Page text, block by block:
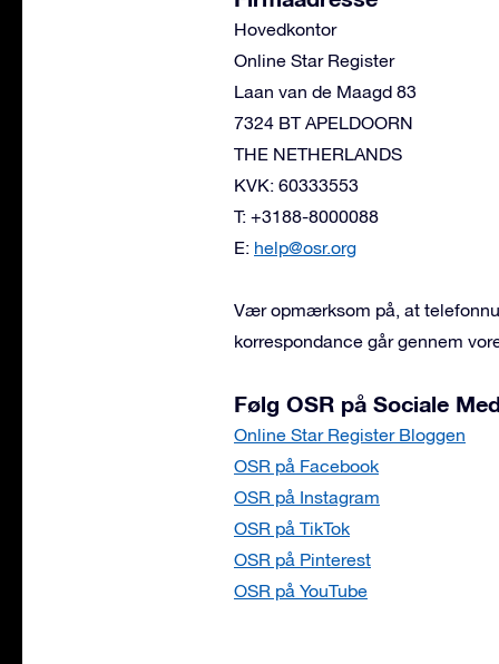
Hovedkontor
Online Star Register
Laan van de Maagd 83
7324 BT APELDOORN
THE NETHERLANDS
KVK: 60333553
T: +3188-8000088
E: help@osr.org
Vær opmærksom på, at
korrespondance går gennem
Følg OSR på Sociale
Online Star Register Bloggen
OSR på Facebook
OSR på Instagram
OSR på TikTok
OSR på Pinterest
OSR på YouTube